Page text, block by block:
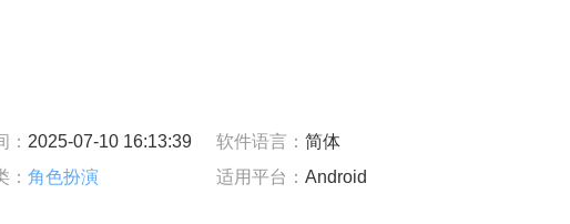
： 2025-07-10 16:13:39 软件语言： 简体
： 角色扮演 适用平台： Android